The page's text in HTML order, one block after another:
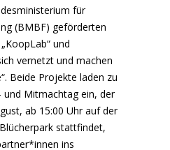
für
(BMBF) geförderten
und
vernetzt und machen
Beide Projekte laden zu
Mitmachtag ein, der
ab 15:00 Uhr auf der
stattfindet,
ins